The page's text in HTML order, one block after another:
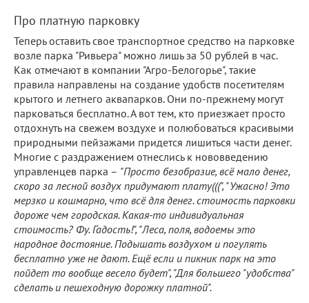
Про платную парковку
Теперь оставить свое транспортное средство на парковке
возле парка "Ривьера" можно лишь за 50 рублей в час.
Как отмечают в компании "Агро-Белогорье", такие
правила направлены на создание удобств посетителям
крытого и летнего аквапарков. Они по-прежнему могут
парковаться бесплатно. А вот тем, кто приезжает просто
отдохнуть на свежем воздухе и полюбоваться красивыми
природными пейзажами придется лишиться части денег.
Многие с раздражением отнеслись к нововведению
управленцев парка – "Просто безобразие, всё мало денег,
скоро за лесной воздух придумают плату(((", "Ужасно! Это
мерзко и кошмарно, что всё для денег. стоимость парковки
дороже чем городская. Какая-то индивидуальная
стоимость? Фу. Гадость!", "Леса, поля, водоемы это
народное достояние. Подышать воздухом и погулять
бесплатно уже не дают. Ещё если и пикник парк на это
пойдет то вообще весело будет", "Для большего "удобства"
сделать и пешеходную дорожку платной".